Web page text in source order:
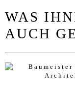
WAS
AUCH